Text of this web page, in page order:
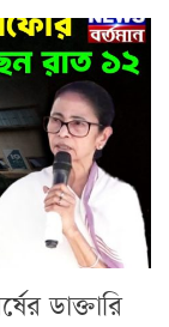
ডাক্তারি